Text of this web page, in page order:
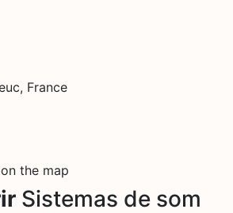
France
the map
Sistemas de som